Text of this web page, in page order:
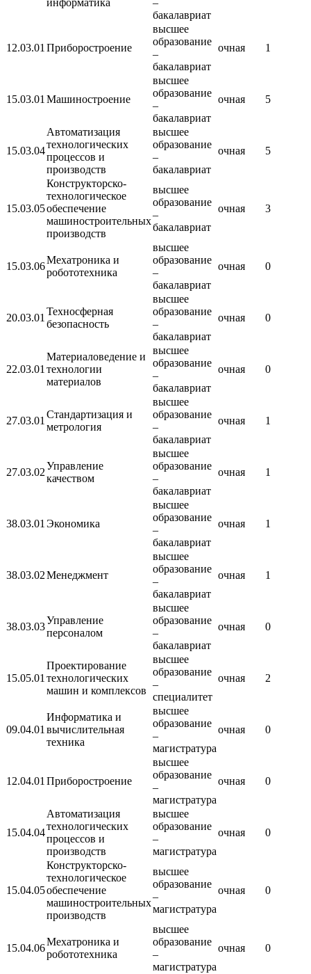
информатика
–
бакалавриат
12.03.01Приборостроение
высшее
образование
–
бакалавриат
очная 1
15.03.01Машиностроение
высшее
образование
–
бакалавриат
очная 5
15.03.04
Автоматизация
технологических
процессов и
производств
высшее
образование
–
бакалавриат
очная 5
15.03.05
Конструкторско-
технологическое
обеспечение
машиностроительных
производств
высшее
образование
–
бакалавриат
очная 3
15.03.06
Мехатроника и
робототехника
высшее
образование
–
бакалавриат
очная 0
20.03.01
Техносферная
безопасность
высшее
образование
–
бакалавриат
очная 0
22.03.01
Материаловедение и
технологии
материалов
высшее
образование
–
бакалавриат
очная 0
27.03.01
Стандартизация и
метрология
высшее
образование
–
бакалавриат
очная 1
27.03.02
Управление
качеством
высшее
образование
–
бакалавриат
очная 1
38.03.01Экономика
высшее
образование
–
бакалавриат
очная 1
38.03.02Менеджмент
высшее
образование
–
бакалавриат
очная 1
38.03.03
Управление
персоналом
высшее
образование
–
бакалавриат
очная 0
15.05.01
Проектирование
технологических
машин и комплексов
высшее
образование
–
специалитет
очная 2
09.04.01
Информатика и
вычислительная
техника
высшее
образование
–
магистратура
очная 0
12.04.01Приборостроение
высшее
образование
–
магистратура
очная 0
15.04.04
Автоматизация
технологических
процессов и
производств
высшее
образование
–
магистратура
очная 0
15.04.05
Конструкторско-
технологическое
обеспечение
машиностроительных
производств
высшее
образование
–
магистратура
очная 0
15.04.06
Мехатроника и
робототехника
высшее
образование
–
магистратура
очная 0